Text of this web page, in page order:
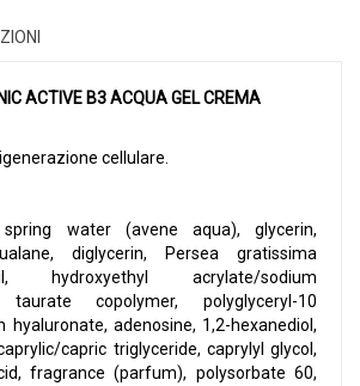
ACTIVE B3 ACQUA GEL CREMA
cellulare.
water (avene aqua), glycerin,
diglycerin, Persea gratissima
hydroxyethyl acrylate/sodium
taurate copolymer, polyglyceryl-10
hyaluronate, adenosine, 1,2-hexanediol,
capric triglyceride, caprylyl glycol,
fragrance (parfum), polysorbate 60,